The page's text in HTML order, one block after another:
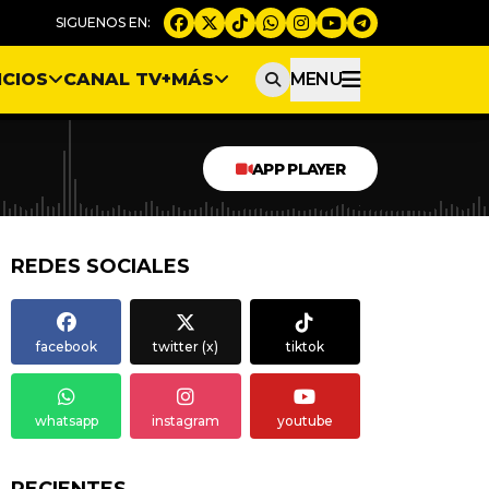
CANAL TV+MÁS MENU
APP PLAYER
REDES SOCIALES
facebook twitter (x) tiktok
whatsapp instagram youtube